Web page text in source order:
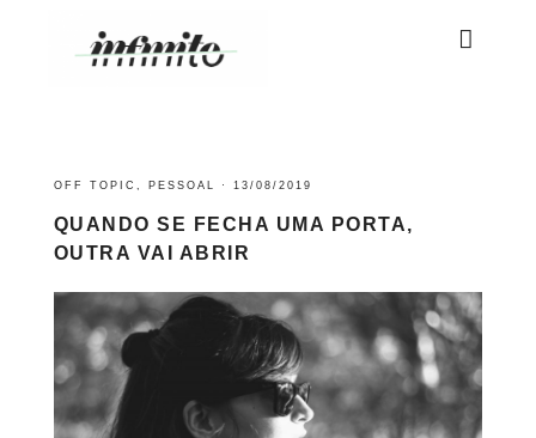
OFF TOPIC , PESSOAL · 13/08/2019
QUANDO SE FECHA UMA PORTA,
OUTRA VAI ABRIR